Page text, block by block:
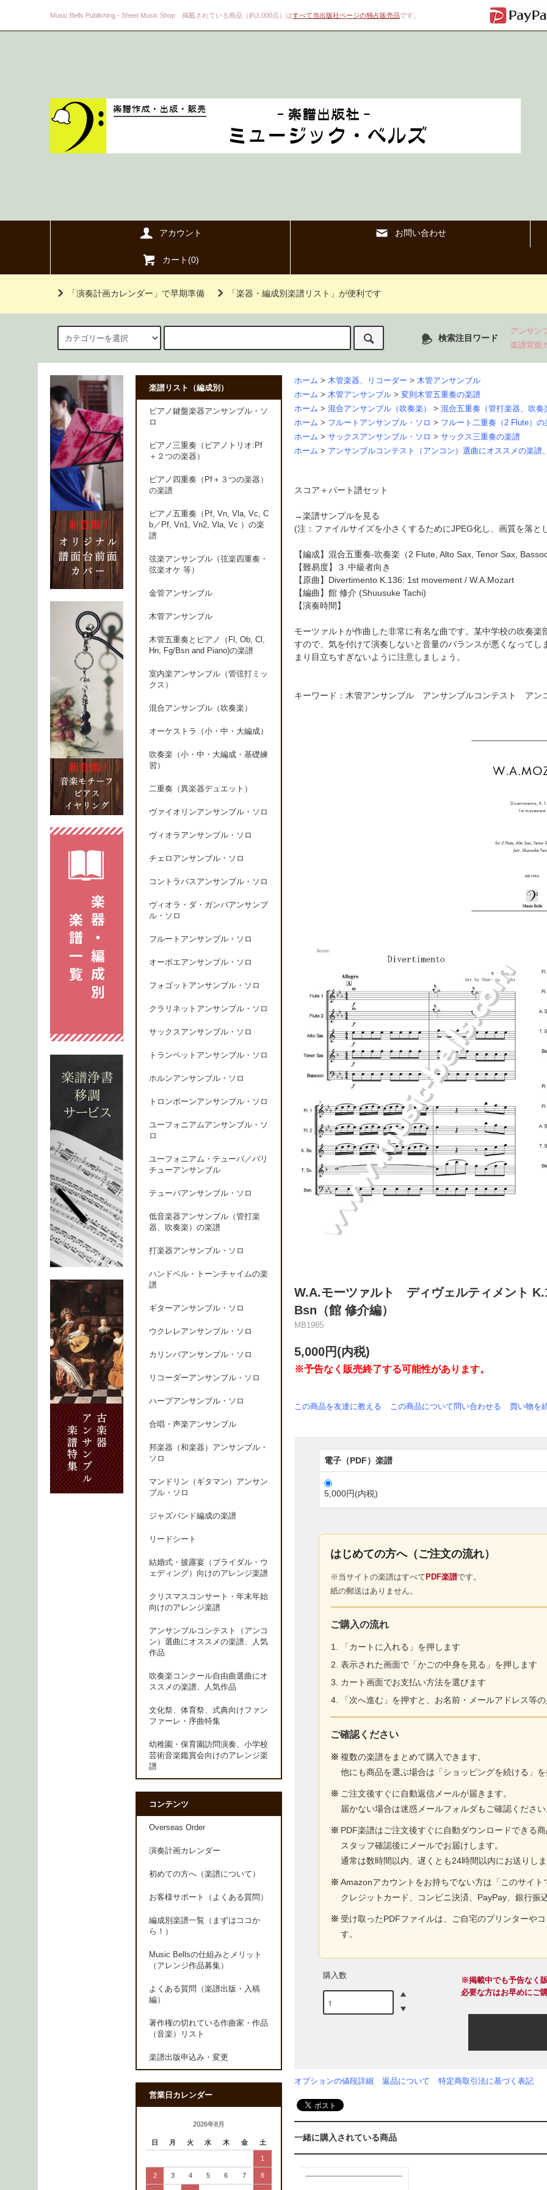
Music Bells Publishing - Sheet Music Shop 掲載されている商品（約3,000点）はすべて当出版社ページの独占販売品です。
アカウント お問い合わせ
カート(0)
「演奏計画カレンダー」で早期準備 「楽器・編成別楽譜リスト」が便利です
検索注目ワード
アンサン
楽譜背面
ホーム > 木管楽器、リコーダー > 木管アンサンブル
ホーム > 木管アンサンブル > 変則木管五重奏の楽譜
ホーム > 混合アンサンブル（吹奏楽） > 混合五重奏（管打楽器、吹奏
ホーム > フルートアンサンブル・ソロ > フルート二重奏（2 Flute）の
ホーム > サックスアンサンブル・ソロ > サックス三重奏の楽譜
ホーム > アンサンブルコンテスト（アンコン）選曲にオススメの楽譜
スコア＋パート譜セット
→楽譜サンプルを見る
(注：ファイルサイズを小さくするためにJPEG化し、画質を落と
【編成】 混合五重奏-吹奏楽 （2 Flute, Alto Sax, Tenor Sax,
【難易度】３.中級者向き
【原曲】Divertimento K.136: 1st movement / W.A.Mozart
【編曲】 館 修介 (Shuusuke Tachi)
【演奏時間】
モーツァルトが作曲した非常に有名な曲です。某中学校の吹奏
すので、気を付けて演奏しないと音量のバランスが悪くなって
まり目立ちすぎないように注意しましょう。
キーワード：木管アンサンブル アンサンブルコンテスト
W.A.モーツァルト ディヴェルティメント
Bsn（館 修介編）
MB1985
5,000円(内税)
※予告なく販売終了する可能性があります。
この商品を友達に教える この商品について問い合わせる 買い物を
電子（PDF）楽譜
5,000円(内税)
はじめての方へ（ご注文の流れ）
※当サイトの楽譜はすべて PDF楽譜です。
紙の郵送はありません。
ご購入の流れ
「カートに入れる」を押します
表示された画面で「かごの中身を見る」を押します
カート画面でお支払い方法を選びます
「次へ進む」を押すと、お名前・メールアドレス等
ご確認ください
※ 複数の楽譜をまとめて購入できます。
他にも商品を選ぶ場合は「ショッピングを続ける」
※ ご注文後すぐに自動返信メールが届きます。
届かない場合は迷惑メールフォルダもご確認くださ
※ PDF楽譜はご注文後すぐに自動ダウンロードできる
スタッフ確認後にメールでお届けします。
通常は数時間以内、遅くとも24時間以内にお送りし
※ Amazonアカウントをお持ちでない方は「このサイ
クレジットカード、コンビニ決済、PayPay、銀行振
※ 受け取ったPDFファイルは、ご自宅のプリンターや
す。
購入数
※掲載中でも予告なく
必要な方はお早めにご
オプションの値段詳細 返品について 特定商取引法に基づく表記
一緒に購入されている商品
楽譜リスト（編成別）
ピアノ鍵盤楽器アンサンブル・ソ
ロ
ピアノ三重奏（ピアノトリオ:Pf
＋２つの楽器）
ピアノ四重奏（Pf＋３つの楽器）
の楽譜
ピアノ五重奏（Pf, Vn, Vla, Vc, C
b／Pf, Vn1, Vn2, Vla, Vc ）の楽
譜
弦楽アンサンブル（弦楽四重奏・
弦楽オケ 等）
金管アンサンブル
木管アンサンブル
木管五重奏とピアノ（Fl, Ob, Cl,
Hn, Fg/Bsn and Piano)の楽譜
室内楽アンサンブル（管弦打ミッ
クス）
混合アンサンブル（吹奏楽）
オーケストラ（小・中・大編成）
吹奏楽（小・中・大編成・基礎練
習）
二重奏（異楽器デュエット）
ヴァイオリンアンサンブル・ソロ
ヴィオラアンサンブル・ソロ
チェロアンサンブル・ソロ
コントラバスアンサンブル・ソロ
ヴィオラ・ダ・ガンバアンサンブ
ル・ソロ
フルートアンサンブル・ソロ
オーボエアンサンブル・ソロ
フォゴットアンサンブル・ソロ
クラリネットアンサンブル・ソロ
サックスアンサンブル・ソロ
トランペットアンサンブル・ソロ
ホルンアンサンブル・ソロ
トロンボーンアンサンブル・ソロ
ユーフォニアムアンサンブル・ソ
ロ
ユーフォニアム・テューバ／バリ
チューアンサンブル
テューバアンサンブル・ソロ
低音楽器アンサンブル（管打楽
器、吹奏楽）の楽譜
打楽器アンサンブル・ソロ
ハンドベル・トーンチャイムの楽
譜
ギターアンサンブル・ソロ
ウクレレアンサンブル・ソロ
カリンバアンサンブル・ソロ
リコーダーアンサンブル・ソロ
ハープアンサンブル・ソロ
合唱・声楽アンサンブル
邦楽器（和楽器）アンサンブル・
ソロ
マンドリン（ギタマン）アンサン
ブル・ソロ
ジャズバンド編成の楽譜
リードシート
結婚式・披露宴（ブライダル・ウ
ェディング）向けのアレンジ楽譜
クリスマスコンサート・年末年始
向けのアレンジ楽譜
アンサンブルコンテスト（アンコ
ン）選曲にオススメの楽譜、人気
作品
吹奏楽コンクール自由曲選曲にオ
ススメの楽譜、人気作品
文化祭、体育祭、式典向けファン
ファーレ・序曲特集
幼稚園・保育園訪問演奏、小学校
芸術音楽鑑賞会向けのアレンジ楽
譜
コンテンツ
Overseas Order
演奏計画カレンダー
初めての方へ（楽譜について）
お客様サポート（よくある質問）
編成別楽譜一覧（まずはココか
ら！）
Music Bellsの仕組みとメリット
（アレンジ作品募集）
よくある質問（楽譜出版・入稿
編）
著作権の切れている作曲家・作品
（音楽）リスト
楽譜出版申込み・変更
営業日カレンダー
2026年8月
日 月 火 水 木 金 土
1
2 3 4 5 6 7 8